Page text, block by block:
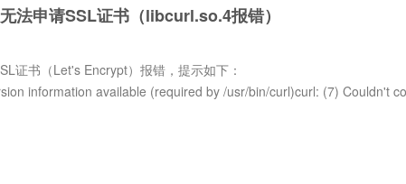
法申请SSL证书（libcurl.so.4报错）
证书（Let's Encrypt）报错，提示如下：
information available (required by /usr/bin/curl)curl: (7) Couldn't